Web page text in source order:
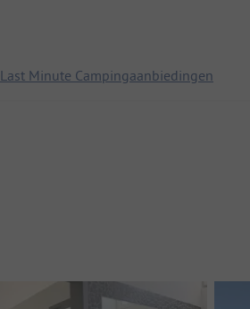
Last Minute Campingaanbiedingen